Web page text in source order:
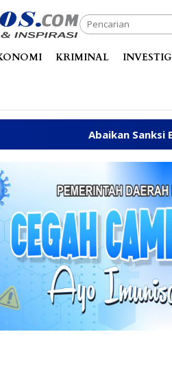
KRIMINAL
Sanksi ESDM, Galian C di